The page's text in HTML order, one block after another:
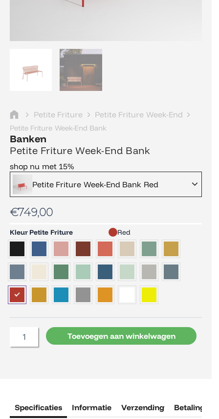
Petite Friture Petite Friture Week-End
Petite Friture Week-End Bank
Banken
Petite Friture Week-End Bank
shop nu met 15%
Petite Friture Week-End Bank Red
€749,00
Kleur Petite Friture Red
Petite
Friture
aantal
Toevoegen aan winkelwagen
Specificaties Informatie Verzending Betaling